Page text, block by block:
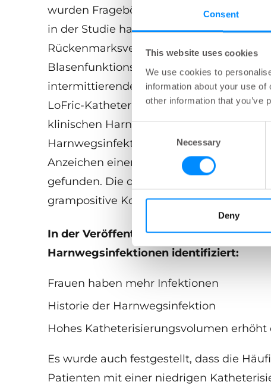
Consent
This website uses cookies
We use cookies to
information about your use
other information that you’ve
Selection
Necessary
Deny
wurden Fragebögen von 170 Patienten
in der Studie hatten einen anderen
Rückenmarksverletzung, 36 % eine
Blasenfunktionsstörung unbekannter
intermittierenden Katheterisierung
LoFric-Katheter. Die Ergebnisse zeigten,
klinischen Harnwegsinfektion
Harnwegsinfektion (6 % mit
Anzeichen einer Harnwegsinfektion).
gefunden. Die dominierenden Spezies
grampositive Kokken bei Männern.
In der Veröffentlichung werden drei
Harnwegsinfektionen identifiziert:
Frauen haben mehr Infektionen
Historie der Harnwegsinfektion
Hohes Katheterisierungsvolumen erhöht
Es wurde auch festgestellt, dass die
Patienten mit einer niedrigen